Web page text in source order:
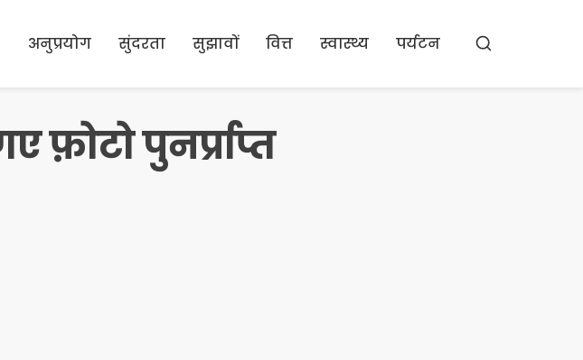
अनुप्रयोग सुंदरता सुझावों वित्त स्वास्थ्य पर्यटन खोज
पुनर्प्राप्त